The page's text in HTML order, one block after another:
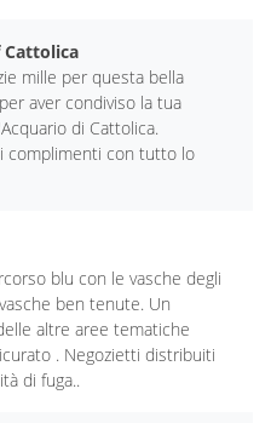
mille per questa bella
aver condiviso la tua
di Cattolica.
complimenti con tutto lo
blu con le vasche degli
ben tenute. Un
altre aree tematiche
. Negozietti distribuiti
di fuga..